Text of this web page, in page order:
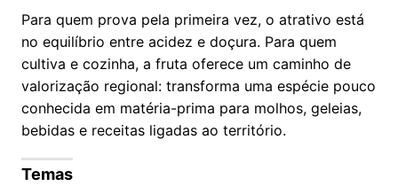
Para quem prova pela primeira vez, o atrativo está
no equilíbrio entre acidez e doçura. Para quem
cultiva e cozinha, a fruta oferece um caminho de
valorização regional: transforma uma espécie pouco
conhecida em matéria-prima para molhos, geleias,
bebidas e receitas ligadas ao território.
Temas